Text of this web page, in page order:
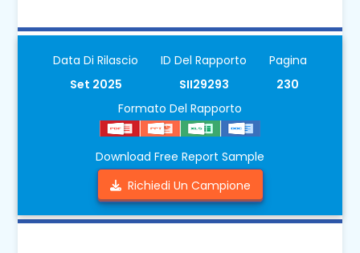
Data Di Rilascio
Set 2025
ID Del Rapporto
SII29293
Pagina
230
Formato Del Rapporto
Download Free Report Sample
Richiedi Un Campione